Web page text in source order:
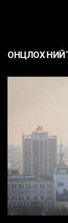
ОНЦЛОХ